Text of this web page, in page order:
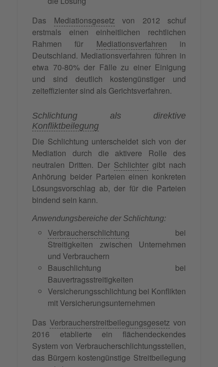
Das Mediationsgesetz von 2012 schuf
erstmals einen einheitlichen rechtlichen
Rahmen für Mediationsverfahren in
Deutschland. Mediationsverfahren führen in
etwa 70-80% der Fälle zu einer Einigung
und sind deutlich kostengünstiger und
zeiteffizienter sind als Gerichtsverfahren.
Schlichtung als direktive
Konfliktbeilegung
Die Schlichtung unterscheidet sich von der
Mediation durch die aktivere Rolle des
neutralen Dritten. Der Schlichter gibt nach
Anhörung beider Parteien einen konkreten
Lösungsvorschlag ab, der für die Parteien
bindend sein kann.
Anwendungsbereiche der Schlichtung:
Verbraucherschlichtung bei
Streitigkeiten zwischen Unternehmen
und Verbrauchern
Bauschlichtung bei
Bauvertragsstreitigkeiten
Versicherungsschlichtung bei Konflikten
mit Versicherungsunternehmen
Das Verbraucherstreitbeilegungsgesetz von
2016 etablierte ein flächendeckendes
System von Verbraucherschlichtungsstellen,
das Bürgern kostengünstige Streitbeilegung